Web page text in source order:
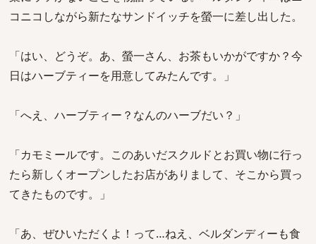
コニコしながら新たなサンドイッチを螢一に差し出した。
「はい、どうぞ。あ、螢一さん、お茶もいかがですか？今
日はハーブティーを用意してみたんです。」
「へえ、ハーブティー？なんのハーブだい？」
「カモミールです。このあいだスクルドとお買い物に行っ
たら新しくオープンしたお店がありまして、そこから買っ
てきたものです。」
「あ、ぜひいただくよ！って…ねえ、ベルダンディーも食